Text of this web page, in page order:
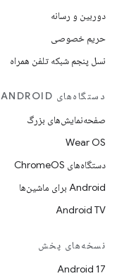
دوربین و رسانه
حریم خصوصی
نسل پنجم شبکه تلفن همراه
دستگاه‌های ANDROID
صفحه‌نمایش‌های بزرگ
Wear OS
دستگاه‌های ChromeOS
Android برای ماشین‌ها
Android TV
نسخه‌های پخش
Android 17